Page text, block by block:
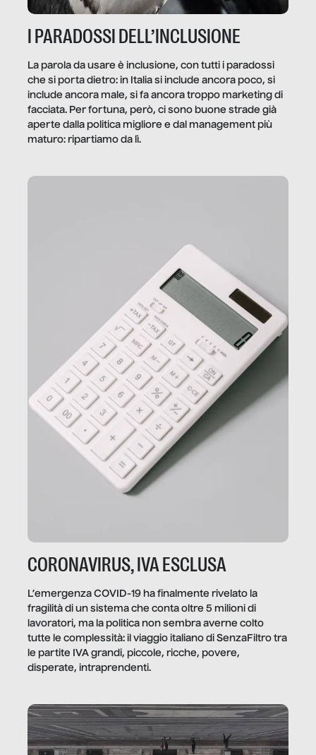
I PARADOSSI DELL’INCLUSIONE
La parola da usare è inclusione, con tutti i paradossi
che si porta dietro: in Italia si include ancora poco, si
include ancora male, si fa ancora troppo marketing di
facciata. Per fortuna, però, ci sono buone strade già
aperte dalla politica migliore e dal management più
maturo: ripartiamo da lì.
CORONAVIRUS, IVA ESCLUSA
L’emergenza COVID-19 ha finalmente rivelato la
fragilità di un sistema che conta oltre 5 milioni di
lavoratori, ma la politica non sembra averne colto
tutte le complessità: il viaggio italiano di SenzaFiltro tra
le partite IVA grandi, piccole, ricche, povere,
disperate, intraprendenti.